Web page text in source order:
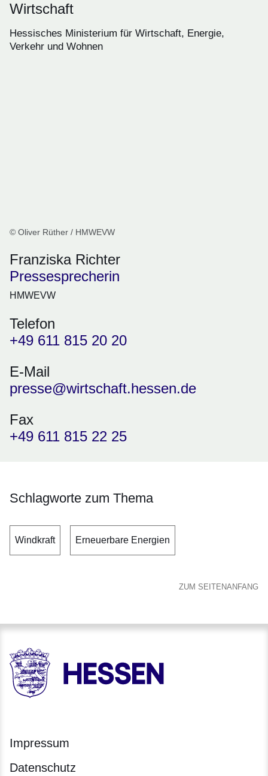
Wirtschaft
Hessisches Ministerium für Wirtschaft, Energie,
Verkehr und Wohnen
© Oliver Rüther / HMWEVW
Franziska Richter
Pressesprecherin
HMWEVW
Telefon
+49 611 815 20 20
E-Mail
presse@wirtschaft.hessen.de
Fax
+49 611 815 22 25
Schlagworte zum Thema
Windkraft Erneuerbare Energien
ZUM SEITENANFANG
HESSEN - Hessische Landesregierung
Impressum
Datenschutz